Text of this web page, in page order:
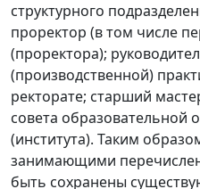
структурного
проректор (в том числе
(проректора);
(производственной)
ректорате; старший
совета образовательной
(института). Таким
занимающими
быть сохранены